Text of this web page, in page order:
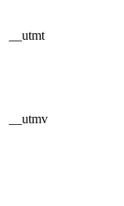
__utmt
__utmv